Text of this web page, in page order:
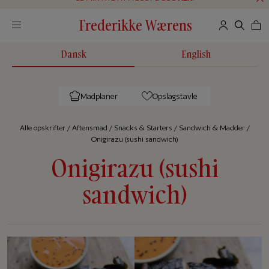
Frederikke Wærens
Dansk English
Madplaner Opslagstavle
Alle op­skrif­ter/ Aftensmad / Snacks & Starters / Sandwich & Madder/
Onigirazu (sushi sandwich)
Onigirazu (sushi
sandwich)